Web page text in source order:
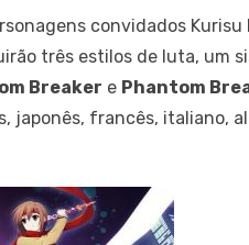
convidados Kurisu
três estilos de luta, um
Breaker e Phantom
japonês, francês, italiano,